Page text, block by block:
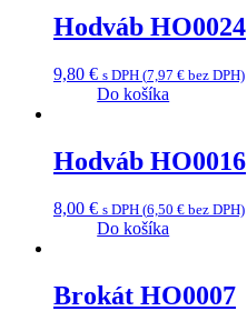
Hodváb HO0024
9,80 € s DPH (7,97 € bez DPH)
Do košíka
Hodváb HO0016
8,00 € s DPH (6,50 € bez DPH)
Do košíka
Brokát HO0007